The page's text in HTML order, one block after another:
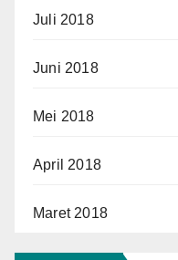
Juli 2018
Juni 2018
Mei 2018
April 2018
Maret 2018